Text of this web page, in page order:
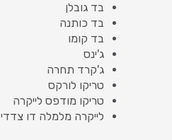
בד גובלן
בד כותנה
בד קומו
ג'ינס
ג'קרד תחרה
טריקו לורקס
טריקו מודפס לייקרה
לייקרה מלמלה דו צדדי